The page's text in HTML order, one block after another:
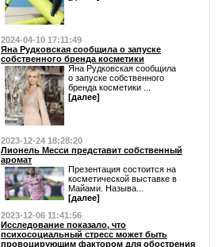
2024-04-10 17:11:49
Яна Рудковская сообщила о запуске
собственного бренда косметики
Яна Рудковская сообщила
о запуске собственного
бренда косметики ...
[далее]
2023-12-24 18:28:20
Лионель Месси представит собственный
аромат
Презентация состоится на
косметической выставке в
Майами. Называ...
[далее]
2023-12-06 11:41:56
Исследование показало, что
психосоциальный стресс может быть
провоцирующим фактором для обострения